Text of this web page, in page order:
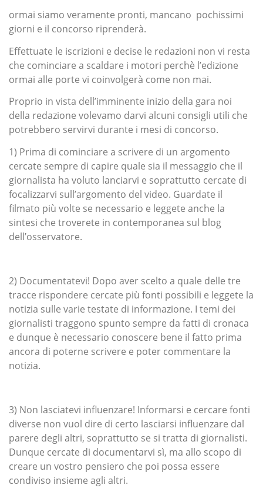
ormai siamo veramente pronti, mancano pochissimi
giorni e il concorso riprenderà.
Effettuate le iscrizioni e decise le redazioni non vi resta
che cominciare a scaldare i motori perchè l’edizione
ormai alle porte vi coinvolgerà come non mai.
Proprio in vista dell’imminente inizio della gara noi
della redazione volevamo darvi alcuni consigli utili che
potrebbero servirvi durante i mesi di concorso.
1) Prima di cominciare a scrivere di un argomento
cercate sempre di capire quale sia il messaggio che il
giornalista ha voluto lanciarvi e soprattutto cercate di
focalizzarvi sull’argomento del video. Guardate il
filmato più volte se necessario e leggete anche la
sintesi che troverete in contemporanea sul blog
dell’osservatore.
2) Documentatevi! Dopo aver scelto a quale delle tre
tracce rispondere cercate più fonti possibili e leggete la
notizia sulle varie testate di informazione. I temi dei
giornalisti traggono spunto sempre da fatti di cronaca
e dunque è necessario conoscere bene il fatto prima
ancora di poterne scrivere e poter commentare la
notizia.
3) Non lasciatevi influenzare! Informarsi e cercare fonti
diverse non vuol dire di certo lasciarsi influenzare dal
parere degli altri, soprattutto se si tratta di giornalisti.
Dunque cercate di documentarvi sì, ma allo scopo di
creare un vostro pensiero che poi possa essere
condiviso insieme agli altri.